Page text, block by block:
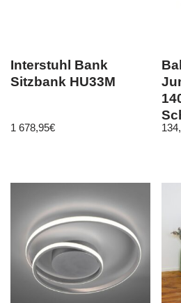
Interstuhl Bank
Sitzbank HU33M
1 678,95€